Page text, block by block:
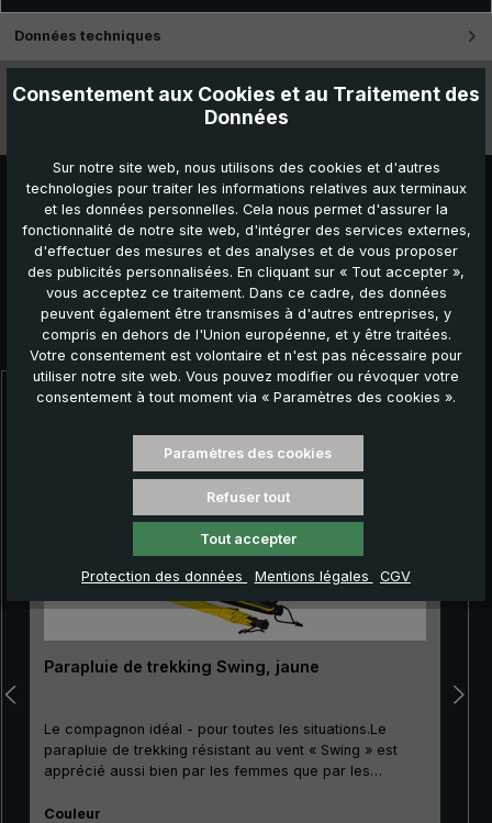
Données techniques
Autres produits que vous pourriez aimer :
Parapluie de trekking Swing, jaune
Le compagnon idéal - pour toutes les situations.Le
parapluie de trekking résistant au vent « Swing » est
apprécié aussi bien par les femmes que par les
son bon rapport qualité-prix, ce classique convient
Sélectionnez
Couleur
Consentement aux Cookies et au Traitement des
Données
Sur notre site web, nous utilisons des cookies et d'autres
technologies pour traiter les informations relatives aux terminaux
et les données personnelles. Cela nous permet d'assurer la
fonctionnalité de notre site web, d'intégrer des services externes,
d'effectuer des mesures et des analyses et de vous proposer
des publicités personnalisées. En cliquant sur « Tout accepter »,
vous acceptez ce traitement. Dans ce cadre, des données
peuvent également être transmises à d'autres entreprises, y
compris en dehors de l'Union européenne, et y être traitées.
Votre consentement est volontaire et n'est pas nécessaire pour
utiliser notre site web. Vous pouvez modifier ou révoquer votre
consentement à tout moment via « Paramètres des cookies ».
Paramètres des cookies
Refuser tout
Tout accepter
Protection des données Mentions légales CGV